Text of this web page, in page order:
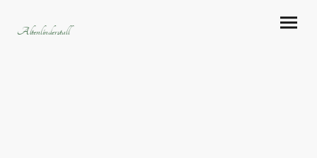
Altenlinderstall